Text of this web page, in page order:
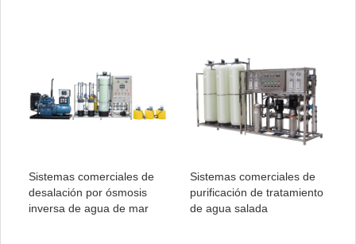
Sistemas comerciales de
desalación por ósmosis
inversa de agua de mar
Sistemas comerciales de
purificación de tratamiento
de agua salada